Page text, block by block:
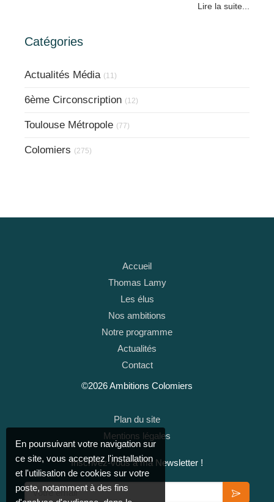
Lire la suite...
Catégories
Actualités Média (11)
6ème Circonscription (12)
Toulouse Métropole (77)
Colomiers (275)
Accueil
Thomas Lamy
Les élus
Nos ambitions
Notre programme
Actualités
Contact
©2026 Ambitions Colomiers
Plan du site
Mentions légales
Inscrivez-vous à ma Newsletter !
Votre email
En poursuivant votre navigation sur
ce site, vous acceptez l'installation
et l'utilisation de cookies sur votre
poste, notamment à des fins